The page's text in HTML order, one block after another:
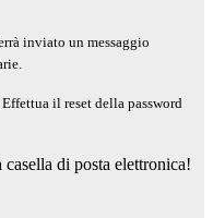
inviato un messaggio
il reset della password
di posta elettronica!